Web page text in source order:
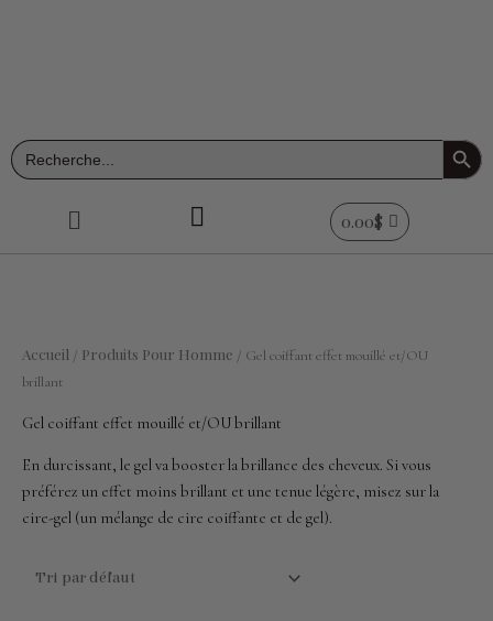
Search
for:
Search Button
Menu 0.00$
Accueil / Produits Pour Homme / Gel coiffant effet mouillé et/OU
brillant
Gel coiffant effet mouillé et/OU brillant
En durcissant, le gel va booster la brillance des cheveux. Si vous
préférez un effet moins brillant et une tenue légère, misez sur la
cire-gel (un mélange de cire coiffante et de gel).